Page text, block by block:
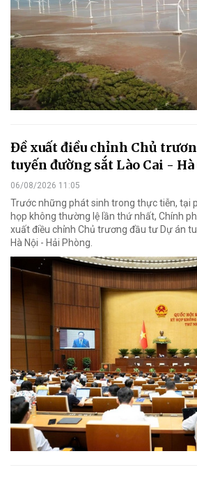
Đề xuất điều chỉnh Chủ
tuyến đường sắt Lào Cai -
06/08/2026 11:05
Trước những phát sinh trong thực tiễn, tại
họp không thường lệ lần thứ nhất, Chính
xuất điều chỉnh Chủ trương đầu tư Dự án
Hà Nội - Hải Phòng.